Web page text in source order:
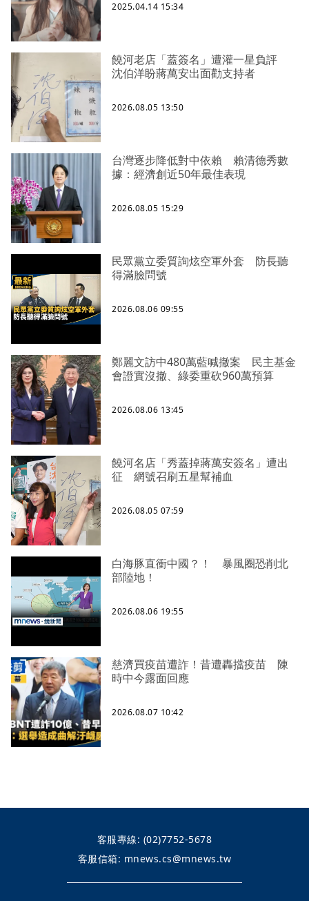
2025.04.14 15:34
饒河老店「蓋簽名」遭灌一星負評
沈伯洋盼蔣萬安出面勸支持者
2026.08.05 13:50
台灣逐步降低對中依賴 賴清德秀數
據：經濟創近50年最佳表現
2026.08.05 15:29
民眾黨立委質詢炫空軍外套 防長聽
得滿臉問號
2026.08.06 09:55
鄭麗文訪中480萬藍喊撤案 民主基金
會證實沒撤、綠委重砍960萬預算
2026.08.06 13:45
饒河名店「秀蓋掉蔣萬安簽名」遭出
征 網號召刷五星幫補血
2026.08.05 07:59
白海豚直衝中國？！ 暴風圈恐削北
部陸地！
2026.08.06 19:55
慈濟買疫苗遭詐！昔遭轟擋疫苗 陳
時中今露面回應
2026.08.07 10:42
客服專線: (02)7752-5678
客服信箱: mnews.cs@mnews.tw